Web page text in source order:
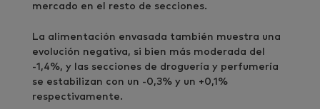
mercado en el resto de secciones.
La alimentación envasada también muestra una
evolución negativa, si bien más moderada del
-1,4%, y las secciones de droguería y perfumería
se estabilizan con un -0,3% y un +0,1%
respectivamente.